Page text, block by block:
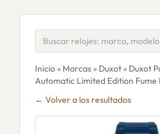
Inicio» Marcas» Duxot» Duxot
Automatic Limited Edition Fume
← Volver a los resultados